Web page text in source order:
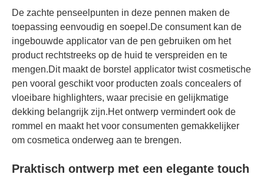
De zachte penseelpunten in deze pennen maken de
toepassing eenvoudig en soepel.De consument kan de
ingebouwde applicator van de pen gebruiken om het
product rechtstreeks op de huid te verspreiden en te
mengen.Dit maakt de borstel applicator twist cosmetische
pen vooral geschikt voor producten zoals concealers of
vloeibare highlighters, waar precisie en gelijkmatige
dekking belangrijk zijn.Het ontwerp vermindert ook de
rommel en maakt het voor consumenten gemakkelijker
om cosmetica onderweg aan te brengen.
Praktisch ontwerp met een elegante touch